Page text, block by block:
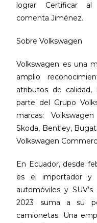
lograr Certificar al
comenta Jiménez.
Sobre Volkswagen
Volkswagen es una
amplio
atributos de calidad,
parte del Grupo
marcas:
Skoda, Bentley,
Volkswagen
En Ecuador, desde
es el importador y
automóviles y
2023 suma a su
camionetas. Una